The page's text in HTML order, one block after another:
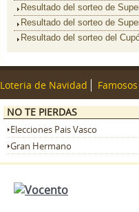
Resultado del sorteo de
Resultado del sorteo de
Resultado del sorteo del
Loteria de Navidad Famosos
NO TE PIERDAS
Elecciones Pais Vasco
Gran Hermano